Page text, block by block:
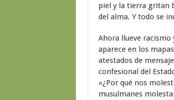
piel y la tierra gritan
del alma. Y todo se
Ahora llueve racismo
aparece en los
atestados de
confesional del
«¿Por qué nos
musulmanes